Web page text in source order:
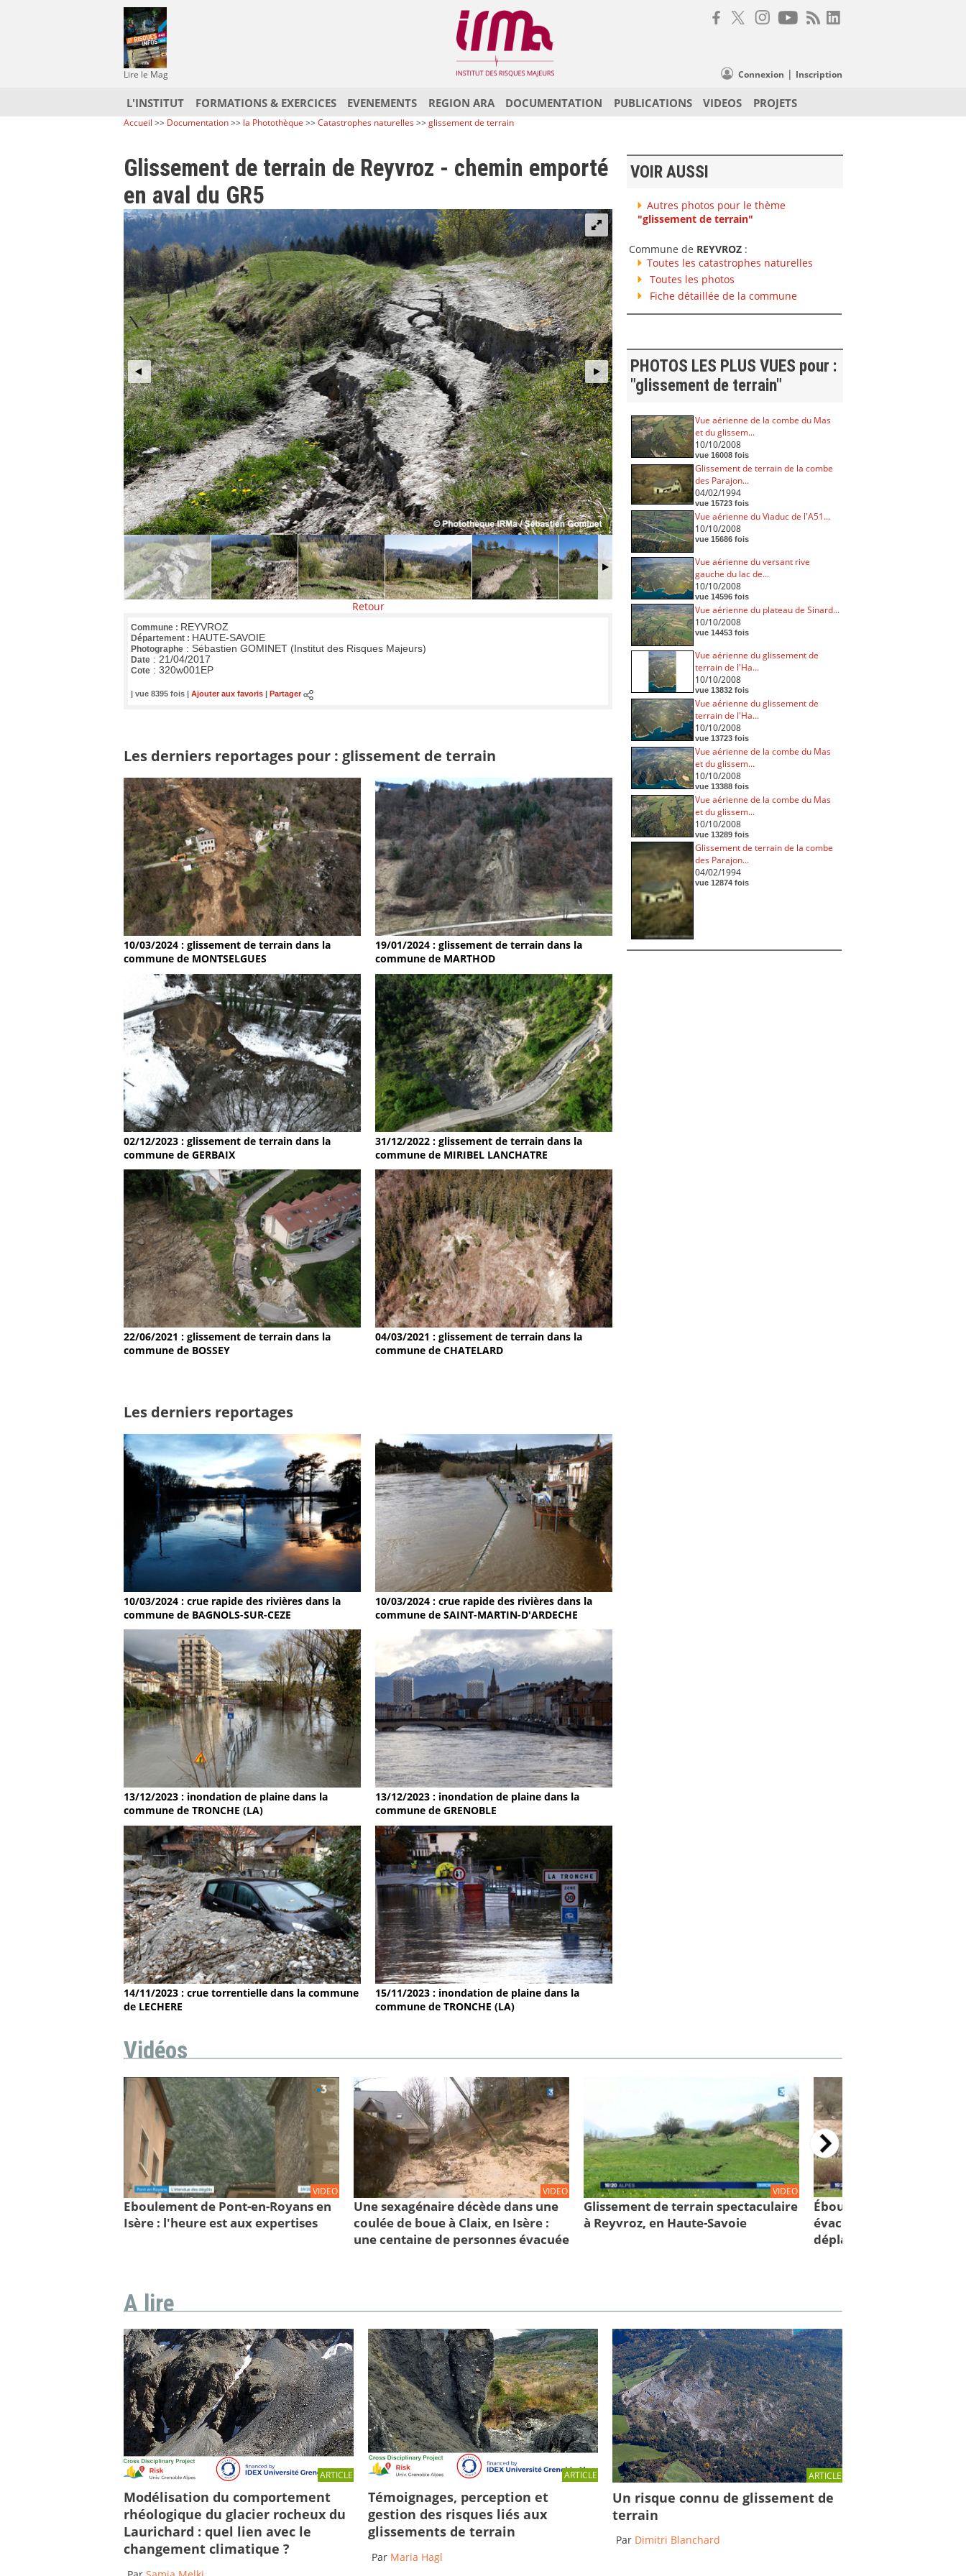
Lire le Mag Connexion | Inscription
L'INSTITUT FORMATIONS & EXERCICES EVENEMENTS REGION ARA DOCUMENTATION PUBLICATIONS VIDEOS PROJETS
Accueil >> Documentation>> la Photothèque >>Catastrophes naturelles>>glissement de terrain
Glissement de terrain de Reyvroz - chemin emporté
en aval du GR5
Retour
Commune : REYVROZ
Département : HAUTE-SAVOIE
Photographe : Sébastien GOMINET (Institut des Risques Majeurs)
Date : 21/04/2017
Cote : 320w001EP
| vue 8395 fois | Ajouter aux favoris Partager
Les derniers reportages pour : glissement de terrain
10/03/2024 : glissement de terrain dans la
commune de MONTSELGUES
19/01/2024 : glissement de terrain dans la
commune de MARTHOD
02/12/2023 : glissement de terrain dans la
commune de GERBAIX
31/12/2022 : glissement de terrain dans la
commune de MIRIBEL LANCHATRE
22/06/2021 : glissement de terrain dans la
commune de BOSSEY
04/03/2021 : glissement de terrain dans la
commune de CHATELARD
Les derniers reportages
10/03/2024 : crue rapide des rivières dans la
commune de BAGNOLS-SUR-CEZE
10/03/2024 : crue rapide des rivières dans la
commune de SAINT-MARTIN-D'ARDECHE
13/12/2023 : inondation de plaine dans la
commune de TRONCHE (LA)
13/12/2023 : inondation de plaine dans la
commune de GRENOBLE
14/11/2023 : crue torrentielle dans la commune
de LECHERE
15/11/2023 : inondation de plaine dans la
commune de TRONCHE (LA)
VOIR AUSSI
Autres photos pour le thème
"glissement de terrain"
Commune de REYVROZ:
Toutes les catastrophes naturelles
Toutes les photos
Fiche détaillée de la commune
PHOTOS LES PLUS VUES pour :
"glissement de terrain"
Vue aérienne de la combe du Mas
et du glissem...
10/10/2008
vue 16008 fois
Glissement de terrain de la combe
des Parajon...
04/02/1994
vue 15723 fois
Vue aérienne du Viaduc de l'A51...
10/10/2008
vue 15686 fois
Vue aérienne du versant rive
gauche du lac de...
10/10/2008
vue 14596 fois
Vue aérienne du plateau de Sinard...
10/10/2008
vue 14453 fois
Vue aérienne du glissement de
terrain de l'Ha...
10/10/2008
vue 13832 fois
Vue aérienne du glissement de
terrain de l'Ha...
10/10/2008
vue 13723 fois
Vue aérienne de la combe du Mas
et du glissem...
10/10/2008
vue 13388 fois
Vue aérienne de la combe du Mas
et du glissem...
10/10/2008
vue 13289 fois
Glissement de terrain de la combe
des Parajon...
04/02/1994
vue 12874 fois
Vidéos
VIDEO
Eboulement de Pont-en-Royans en
Isère : l'heure est aux expertises
VIDEO
Une sexagénaire décède dans une
coulée de boue à Claix, en Isère :
une centaine de personnes évacuée
VIDEO
Glissement de terrain spectaculaire
à Reyvroz, en Haute-Savoie
Éboulement de Culoz:
évacuées... 75 personnes
déplacées!
A lire
ARTICLE
Modélisation du comportement
rhéologique du glacier rocheux du
Laurichard : quel lien avec le
changement climatique ?
ARTICLE
Témoignages, perception et
gestion des risques liés aux
glissements de terrain
Par Maria Hagl
ARTICLE
Un risque connu de glissement de
terrain
Par Dimitri Blanchard